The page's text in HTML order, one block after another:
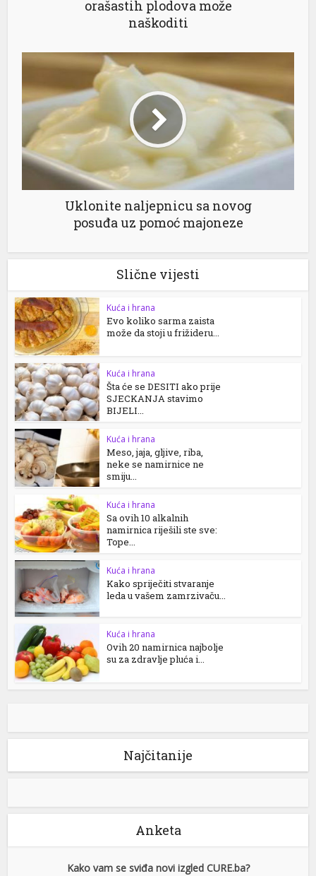
orašastih plodova može
naškoditi
Uklonite naljepnicu sa novog
posuđa uz pomoć majoneze
Slične vijesti
Kuća i hrana
Evo koliko sarma zaista
može da stoji u frižideru...
Kuća i hrana
Šta će se DESITI ako prije
SJECKANJA stavimo
BIJELI...
Kuća i hrana
Meso, jaja, gljive, riba,
neke se namirnice ne
smiju...
Kuća i hrana
Sa ovih 10 alkalnih
namirnica riješili ste sve:
Tope...
Kuća i hrana
Kako spriječiti stvaranje
leda u vašem zamrzivaču...
Kuća i hrana
Ovih 20 namirnica najbolje
su za zdravlje pluća i...
Najčitanije
Anketa
Kako vam se sviđa novi izgled CURE.ba?